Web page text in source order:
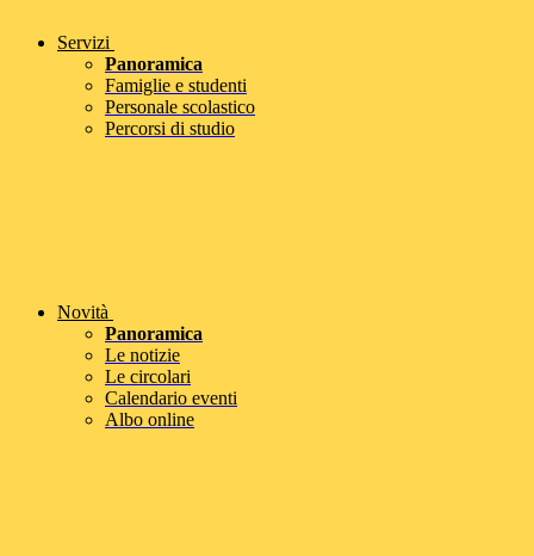
Servizi
Panoramica
Famiglie e studenti
Personale scolastico
Percorsi di studio
Novità
Panoramica
Le notizie
Le circolari
Calendario eventi
Albo online